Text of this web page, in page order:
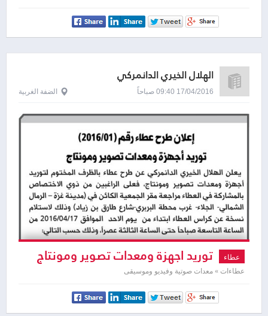
الهلال الخيري الدانمركي
17/04/2016 09:40 صباحاً الضفة الغربية
عطاء توريد اجهزة ومعدات تصوير ومونتاج
عطاءات » معدات صوتية وفيديو وموسيقى